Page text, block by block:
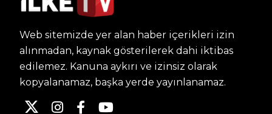
Web sitemizde yer alan haber içerikleri izin
alınmadan, kaynak gösterilerek dahi iktibas
edilemez. Kanuna aykırı ve izinsiz olarak
kopyalanamaz, başka yerde yayınlanamaz.